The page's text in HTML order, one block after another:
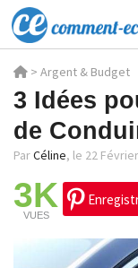
> Argent & Budget
3 Idées
de
ParCéline, le 22
3K
VUES